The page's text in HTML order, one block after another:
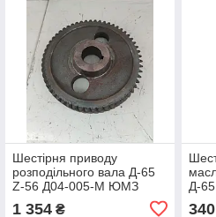
Шестірня приводу
розподільного вала Д-65
Z-56 Д04-005-М ЮМЗ
1 354₴
Д-
340